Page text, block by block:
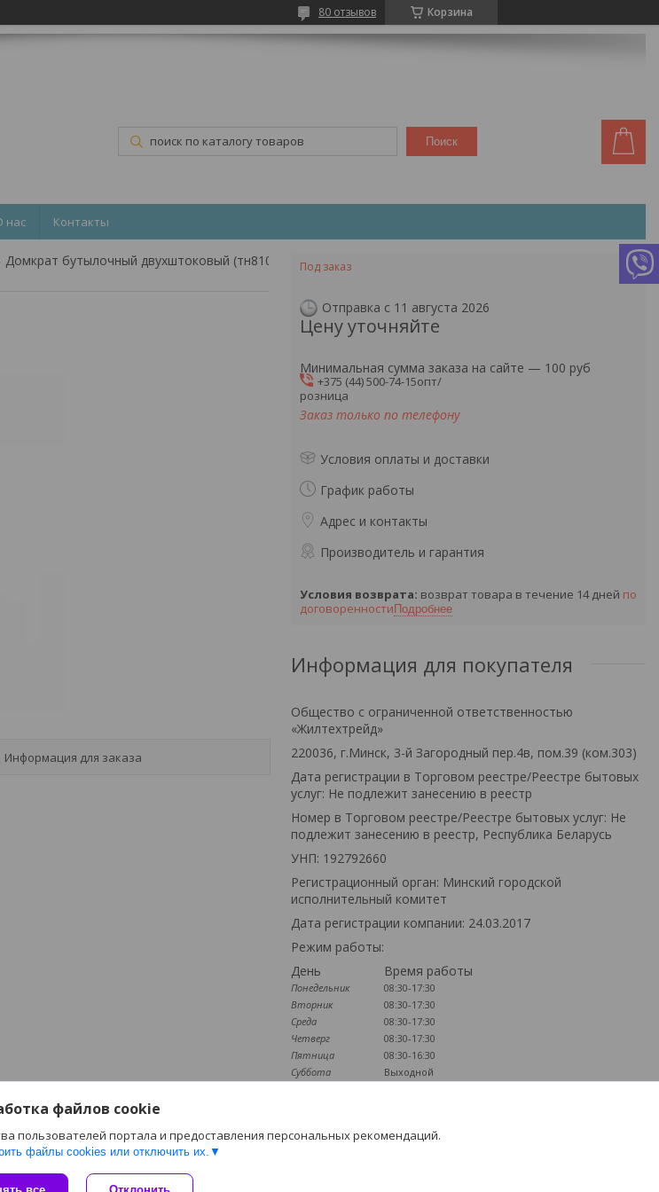
Корзина
80 отзывов
Поиск
нас Контакты
Домкрат бутылочный двухштоковый (тн810001)
Информация для заказа
Под заказ
Отправка с 11 августа 2026
Цену уточняйте
Минимальная сумма заказа на сайте — 100 руб
+375 (44) 500-74-15опт/
розница
Заказ только по телефону
Условия оплаты и доставки
График работы
Адрес и контакты
Производитель и гарантия
возврат товара в течение 14 дней по
договоренности Подробнее
Информация для покупателя
Общество с ограниченной ответственностью
«Жилтехтрейд»
220036, г.Минск, 3-й Загородный пер.4в, пом.39 (ком.303)
Дата регистрации в Торговом реестре/Реестре бытовых
услуг: Не подлежит занесению в реестр
Номер в Торговом реестре/Реестре бытовых услуг: Не
подлежит занесению в реестр, Республика Беларусь
УНП: 192792660
Регистрационный орган: Минский городской
исполнительный комитет
Дата регистрации компании: 24.03.2017
Режим работы:
День
Время работы
Понедельник
08:30-17:30
Вторник
08:30-17:30
Среда
08:30-17:30
Четверг
08:30-17:30
Пятница
08:30-16:30
Суббота
Выходной
Наличие документов
на платформе Deal.by
файлов cookie
пользователей портала и предоставления персональных рекомендаций.
файлы cookies или отключить их.